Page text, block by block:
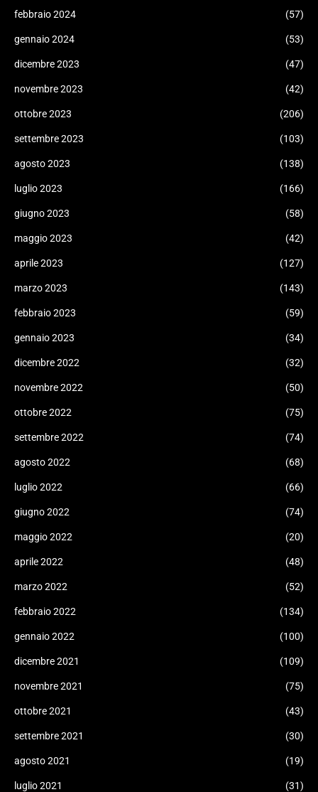
febbraio 2024 (57)
gennaio 2024 (53)
dicembre 2023 (47)
novembre 2023 (42)
ottobre 2023 (206)
settembre 2023 (103)
agosto 2023 (138)
luglio 2023 (166)
giugno 2023 (58)
maggio 2023 (42)
aprile 2023 (127)
marzo 2023 (143)
febbraio 2023 (59)
gennaio 2023 (34)
dicembre 2022 (32)
novembre 2022 (50)
ottobre 2022 (75)
settembre 2022 (74)
agosto 2022 (68)
luglio 2022 (66)
giugno 2022 (74)
maggio 2022 (20)
aprile 2022 (48)
marzo 2022 (52)
febbraio 2022 (134)
gennaio 2022 (100)
dicembre 2021 (109)
novembre 2021 (75)
ottobre 2021 (43)
settembre 2021 (30)
agosto 2021 (19)
luglio 2021 (31)